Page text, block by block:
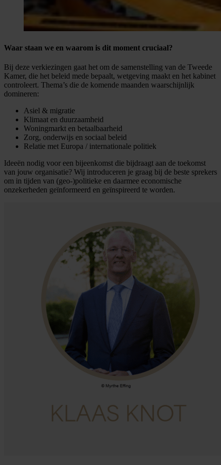
Waar staan we en waarom is dit moment cruciaal?
Bij deze verkiezingen gaat het om de samenstelling van de Tweede
Kamer, die het beleid mede bepaalt, wetgeving maakt en het kabinet
controleert. Thema’s die de komende maanden waarschijnlijk
domineren:
Asiel & migratie
Klimaat en duurzaamheid
Woningmarkt en betaalbaarheid
Zorg, onderwijs en sociaal beleid
Relatie met Europa / internationale politiek
Ideeën nodig voor een bijeenkomst die bijdraagt aan de toekomst
van jouw organisatie? Wij introduceren je graag bij de beste sprekers
om in tijden van (geo-)politieke en daarmee economische
onzekerheden geïnformeerd en geïnspireerd te worden.